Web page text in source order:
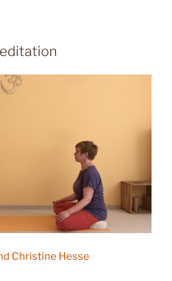
Christine Hesse